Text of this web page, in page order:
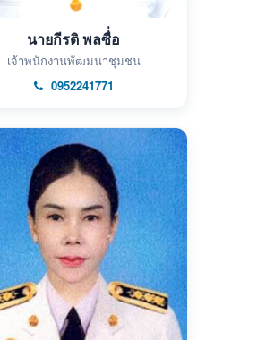
นายกีรติ พลซื่่อ
เจ้าพนักงานพัฒมนาชุมชน
0952241771